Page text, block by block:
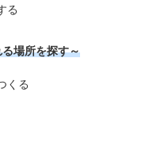
る
場所を探す～
くる